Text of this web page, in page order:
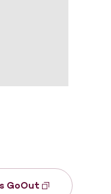
GoOut